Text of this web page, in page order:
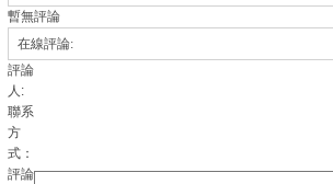
暫無評論
在線評論:
評論
人:
聯系
方
式：
評論